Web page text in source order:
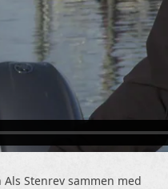
Stenrev sammen med